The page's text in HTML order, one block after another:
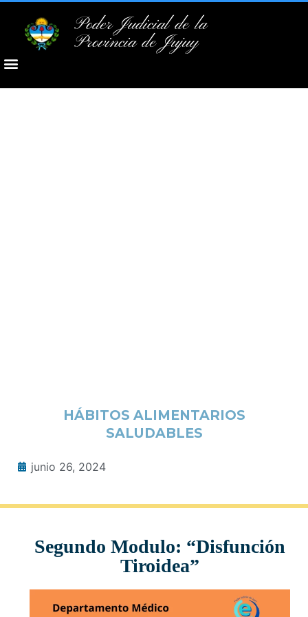
Poder Judicial de la
Provincia de Jujuy
HÁBITOS ALIMENTARIOS
SALUDABLES
junio 26, 2024
Segundo Modulo: “Disfunción
Tiroidea”